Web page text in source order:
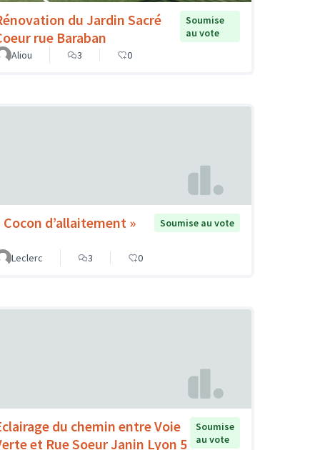
du Jardin Sacré
rue Baraban
Soumise
au vote
Aliou
3 0
Cocon d’allaitement » Soumise au vote
Leclerc 3 0
du chemin entre Voie
et Rue Soeur Janin Lyon 5
Soumise
au vote